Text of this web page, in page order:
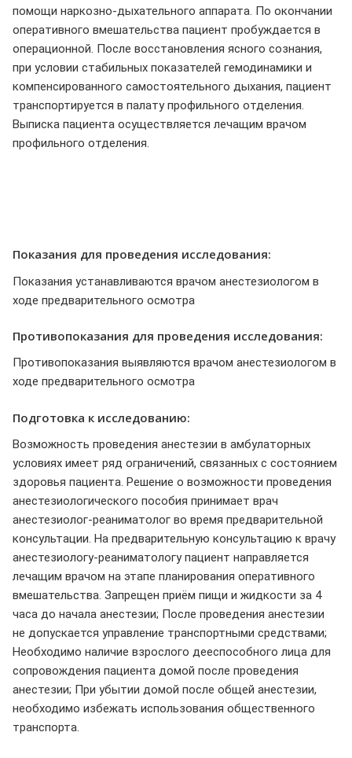
помощи наркозно-дыхательного аппарата. По окончании
оперативного вмешательства пациент пробуждается в
операционной. После восстановления ясного сознания,
при условии стабильных показателей гемодинамики и
компенсированного самостоятельного дыхания, пациент
транспортируется в палату профильного отделения.
Выписка пациента осуществляется лечащим врачом
профильного отделения.
Показания для проведения исследования:
Показания устанавливаются врачом анестезиологом в
ходе предварительного осмотра
Противопоказания для проведения исследования:
Противопоказания выявляются врачом анестезиологом в
ходе предварительного осмотра
Подготовка к исследованию:
Возможность проведения анестезии в амбулаторных
условиях имеет ряд ограничений, связанных с состоянием
здоровья пациента. Решение о возможности проведения
анестезиологического пособия принимает врач
анестезиолог-реаниматолог во время предварительной
консультации. На предварительную консультацию к врачу
анестезиологу-реаниматологу пациент направляется
лечащим врачом на этапе планирования оперативного
вмешательства. Запрещен приём пищи и жидкости за 4
часа до начала анестезии; После проведения анестезии
не допускается управление транспортными средствами;
Необходимо наличие взрослого дееспособного лица для
сопровождения пациента домой после проведения
анестезии; При убытии домой после общей анестезии,
необходимо избежать использования общественного
транспорта.